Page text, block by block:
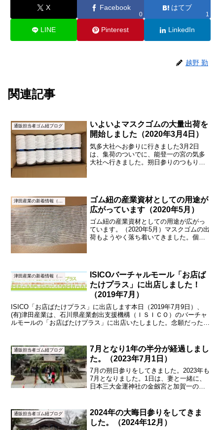
X Facebook
0
はてブ
1
LINE Pinterest LinkedIn
越野 勤
関連記事
通販担当者ゴム紐ブログ
いよいよマスクゴムの大量出荷を
開始しました（2020年3月4日）
気多大社へお参りに行きました3月2日
は、集荷のついでに、能登一の宮の気多
大社へ行きました。朔日参りのつもりで
いていてきれいでした。 ...
津田産業の新着情報（NEWS）
ゴム紐の産業資材としての用途が
広がっています（2020年5月）
ゴム紐の産業資材としての用途が広がっ
ています。（2020年5月）マスクゴムの出
荷もようやく落ち着いてきました。個人
津田産業の新着情報（NEWS）
ISICOバーチャルモール「お店ば
たけプラス」に出店しました！
（2019年7月）
ISICO「お店ばたけプラス」に出店します本日（2019年7月9日）、
(有)津田産業は、石川県産業創出支援機構（ＩＳＩＣＯ）のバーチャ
ルモールの「お店ばたけプラス」に出店いたしました。念願だった
通販担当者ゴム紐ブログ
7月となり1年の半分が経過しまし
た。（2023年7月1日）
7月の朔日参りをしてきました。2023年も
7月となりました。1日は、妻と一緒に、
日本三大金運神社の金劔宮と加賀一の宮
す。茅の輪くぐりをしてきました。茅の
輪くぐりとは？茅...
通販担当者ゴム紐ブログ
2024年の大晦日参りをしてきま
した。（2024年12月）